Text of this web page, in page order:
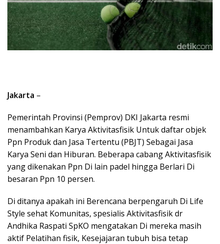
Jakarta –
Pemerintah Provinsi (Pemprov) DKI Jakarta resmi
menambahkan Karya Aktivitasfisik Untuk daftar objek
Ppn Produk dan Jasa Tertentu (PBJT) Sebagai Jasa
Karya Seni dan Hiburan. Beberapa cabang Aktivitasfisik
yang dikenakan Ppn Di lain padel hingga Berlari Di
besaran Ppn 10 persen.
Di ditanya apakah ini Berencana berpengaruh Di Life
Style sehat Komunitas, spesialis Aktivitasfisik dr
Andhika Raspati SpKO mengatakan Di mereka masih
aktif Pelatihan fisik, Kesejajaran tubuh bisa tetap